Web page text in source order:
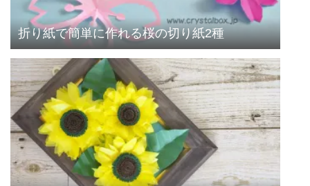
折り紙で簡単に作れる桜の切り紙2種